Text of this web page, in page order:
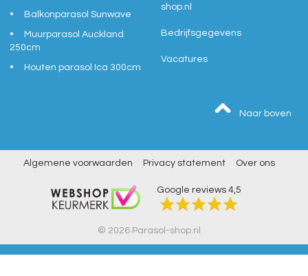
Balkonparasol Sunwave
Muurparasol Auckland
250cm
Houten parasol Ica 300cm
shop.nl
Bedrijfsgegevens
Vacatures
Naar boven
Algemene voorwaarden Privacy statement Over ons
Google reviews 4,5
© 2026 Parasol-shop.nl